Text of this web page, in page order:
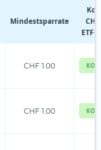
Mindestsparrate
ETF-
CHF 1.00
CHF 1.00